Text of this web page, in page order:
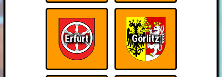
HIGHSCORE RESERVIERUNG
Erfurt Görlitz